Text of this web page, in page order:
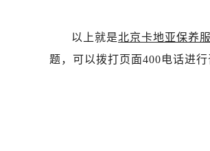
以上就是北京卡地亚保养
题，可以拨打页面400电话进